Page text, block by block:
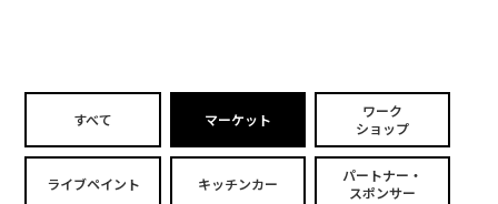
すべて マーケット
ワーク
ショップ
ライブペイント キッチンカー
パートナー・
スポンサー